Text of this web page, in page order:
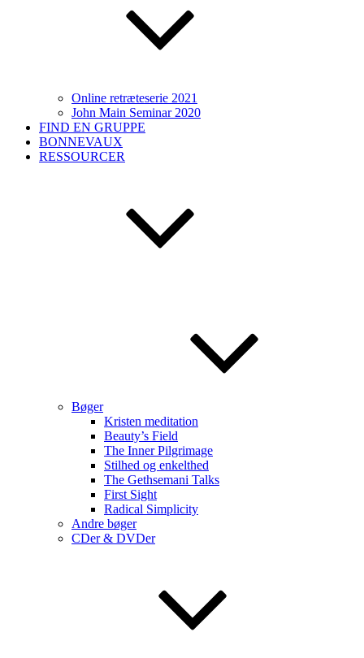
Online retræteserie 2021
John Main Seminar 2020
FIND EN GRUPPE
BONNEVAUX
RESSOURCER
Bøger
Kristen meditation
Beauty’s Field
The Inner Pilgrimage
Stilhed og enkelthed
The Gethsemani Talks
First Sight
Radical Simplicity
Andre bøger
CDer & DVDer